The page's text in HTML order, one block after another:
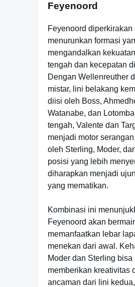
Feyenoord
Feyenoord diperkirakan
menurunkan formasi
mengandalkan
tengah dan kecepatan
Dengan Wellenreuther
mistar, lini belakang
diisi oleh Boss,
Watanabe, dan
tengah, Valente dan
menjadi motor
oleh Sterling, Moder,
posisi yang lebih
diharapkan menjadi
yang mematikan.
Kombinasi ini
Feyenoord akan
memanfaatkan lebar
menekan dari awal.
Moder dan Sterling bisa
memberikan kreativitas
ancaman dari lini